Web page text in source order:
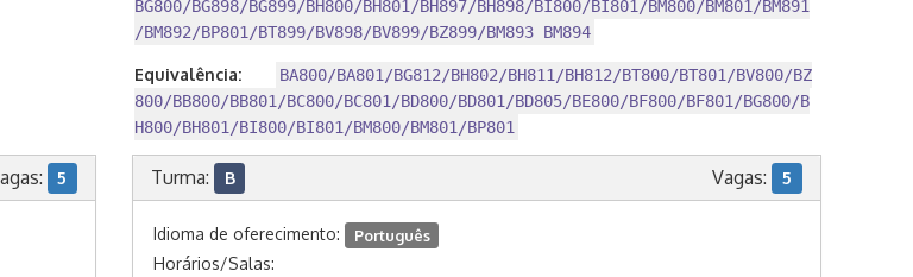
BG800/BG898/BG899/BH800/BH801/BH897/BH898/BI800/BI801/BM800/BM801/BM891
/BM892/BP801/BT899/BV898/BV899/BZ899/BM893 BM894
Equivalência:
BA800/BA801/BG812/BH802/BH811/BH812/BT800/BT801/BV800/BZ
800/BB800/BB801/BC800/BC801/BD800/BD801/BD805/BE800/BF800/BF801/BG800/B
H800/BH801/BI800/BI801/BM800/BM801/BP801
5 Turma: B Vagas: 5
Idioma de oferecimento: Português
Horários/Salas: